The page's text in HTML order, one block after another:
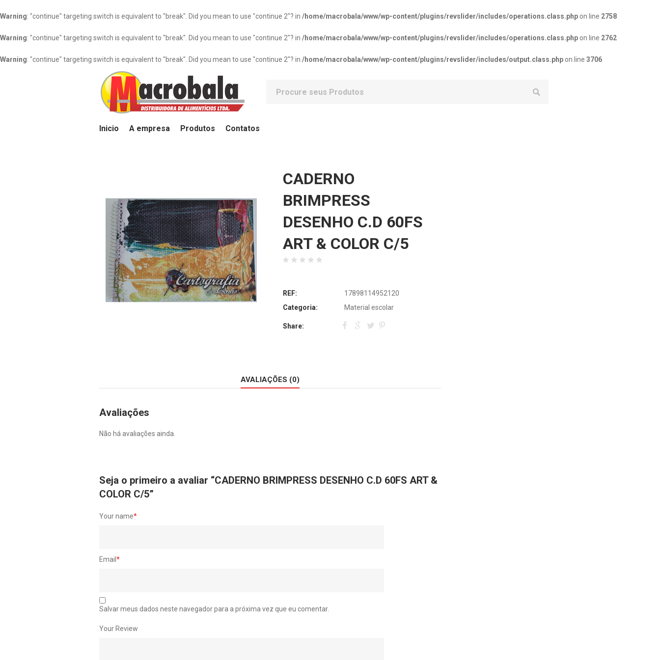
Warning: "continue" targeting switch is equivalent to "break". Did you mean to use "continue 2"? in /home/macrobala/www/wp-content/plugins/revslider/includes/operations.class.php on line 2758
Warning: "continue" targeting switch is equivalent to "break". Did you mean to use "continue 2"? in /home/macrobala/www/wp-content/plugins/revslider/includes/operations.class.php on line 2762
Warning: "continue" targeting switch is equivalent to "break". Did you mean to use "continue 2"? in /home/macrobala/www/wp-content/plugins/revslider/includes/output.class.php on line 3706
Inicio A empresa Produtos Contatos
CADERNO
BRIMPRESS
DESENHO C.D 60FS
ART & COLOR C/5
REF:
17898114952120
Categoria:
Material escolar
Share:
AVALIAÇÕES (0)
Avaliações
Não há avaliações ainda.
Seja o primeiro a avaliar “CADERNO BRIMPRESS DESENHO C.D 60FS ART &
COLOR C/5”
Your name*
Email *
Salvar meus dados neste navegador para a próxima vez que eu comentar.
Your Review